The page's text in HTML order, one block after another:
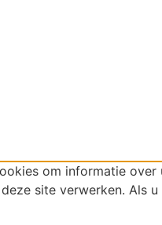
om informatie
site verwerken.